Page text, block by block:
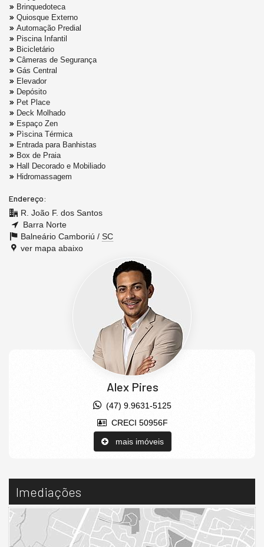
Brinquedoteca
Quiosque Externo
Automação Predial
Piscina Infantil
Bicicletário
Câmeras de Segurança
Gás Central
Elevador
Depósito
Pet Place
Deck Molhado
Espaço Zen
Pìscina Térmica
Entrada para Banhistas
Box de Praia
Hall Decorado e Mobiliado
Hidromassagem
Endereço:
R. João F. dos Santos
Barra Norte
Balneário Camboriú / SC
ver mapa abaixo
Alex Pires
(47) 9.9631-5125
CRECI 50956F
mais imóveis
Imediações